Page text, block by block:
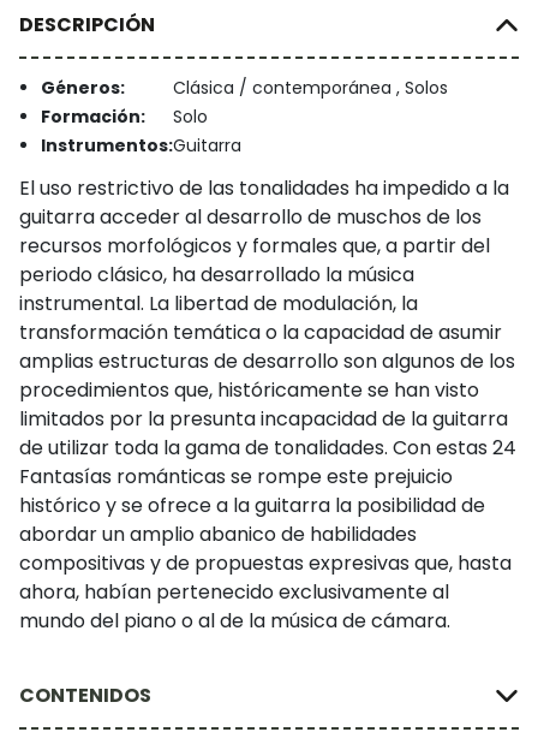
DESCRIPCIÓN
Géneros:
Clásica / contemporánea , Solos
Formación:
Solo
Instrumentos:Guitarra
El uso restrictivo de las tonalidades ha impedido a la
guitarra acceder al desarrollo de muschos de los
recursos morfológicos y formales que, a partir del
periodo clásico, ha desarrollado la música
instrumental. La libertad de modulación, la
transformación temática o la capacidad de asumir
amplias estructuras de desarrollo son algunos de los
procedimientos que, históricamente se han visto
limitados por la presunta incapacidad de la guitarra
de utilizar toda la gama de tonalidades. Con estas 24
Fantasías románticas se rompe este prejuicio
histórico y se ofrece a la guitarra la posibilidad de
abordar un amplio abanico de habilidades
compositivas y de propuestas expresivas que, hasta
ahora, habían pertenecido exclusivamente al
mundo del piano o al de la música de cámara.
CONTENIDOS